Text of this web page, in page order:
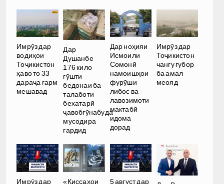
Имрӯз дар
водиҳои
Тоҷикистон
ҳаво то 33
дараҷа гарм
мешавад
Дар
Душанбе
176 кило
гӯшти
бедонаи ба
талаботи
бехатарӣ
ҷавобгӯнабуда
мусодира
гардид
Дар ноҳияи
Исмоили
Сомонӣ
намоишҳои
фурӯши
либос ва
лавозимоти
мактабӣ
идома
дорад
Имрӯз дар
Тоҷикистон
чангу ғубор
ба амал
меояд
Имрӯз дар «Қиссаҳои 5 август дар